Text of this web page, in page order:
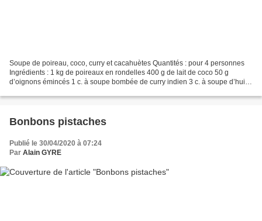
Soupe de poireau, coco, curry et cacahuètes Quantités : pour 4 personnes
Ingrédients : 1 kg de poireaux en rondelles 400 g de lait de coco 50 g
d’oignons émincés 1 c. à soupe bombée de curry indien 3 c. à soupe d’huile
Bonbons pistaches
Publié le 30/04/2020 à 07:24
Par Alain GYRE